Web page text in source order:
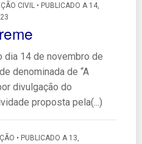
CIVIL • PUBLICADO A 14,
dia 14 de novembro de
denominada de “A
divulgação do
proposta pela(...)
• PUBLICADO A 13,